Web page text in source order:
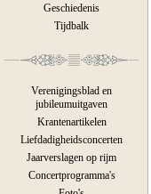
Geschiedenis
Tijdbalk
Verenigingsblad en
jubileumuitgaven
Krantenartikelen
Liefdadigheidsconcerten
Jaarverslagen op rijm
Concertprogramma's